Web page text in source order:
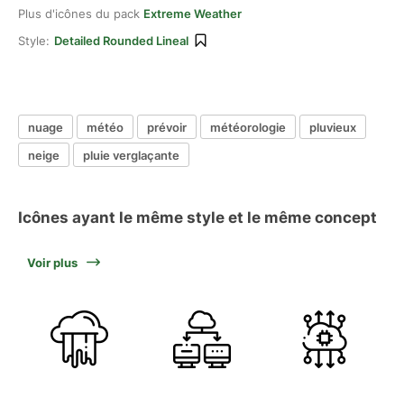
Plus d'icônes du pack Extreme Weather
Style: Detailed Rounded Lineal
nuage météo prévoir météorologie
pluvieux
neige
pluie verglaçante
Icônes ayant le même style et le même concept
Voir plus